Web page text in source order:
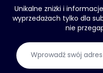
Unikalne zniżki i
wyprzedażach tylko dla
nie